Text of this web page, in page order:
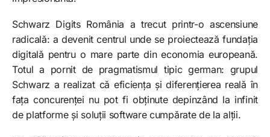
Schwarz Digits România a trecut printr-o ascensiune
radicală: a devenit centrul unde se proiectează fundația
digitală pentru o mare parte din economia europeană.
Totul a pornit de pragmatismul tipic german: grupul
Schwarz a realizat că eficiența și diferențierea reală în
fața concurenței nu pot fi obținute depinzând la infinit
de platforme și soluții software cumpărate de la alții.